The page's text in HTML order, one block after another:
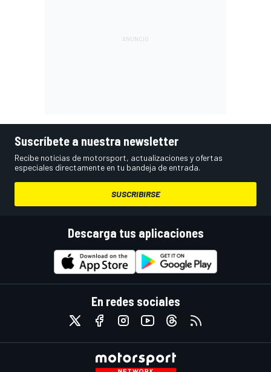
Suscríbete a nuestra newsletter
Recibe noticias de motorsport, actualizaciones y ofertas
especiales directamente en tu bandeja de entrada.
SUSCRIBIRSE
Descarga tus aplicaciones
En redes sociales